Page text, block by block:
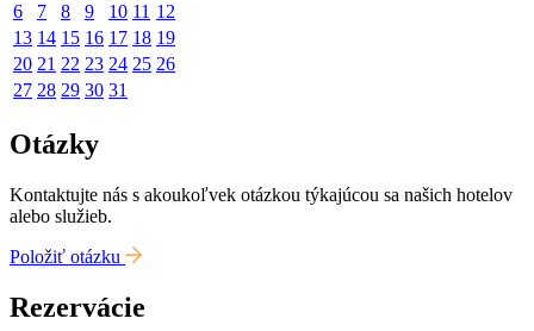
6
7 8 9 10 11 12
13 14 15 16 17 18 19
20 21 22 23 24 25 26
27 28 29 30 31
Otázky
Kontaktujte nás s akoukoľvek otázkou týkajúcou sa našich hotelov
alebo služieb.
Položiť otázku
Rezervácie